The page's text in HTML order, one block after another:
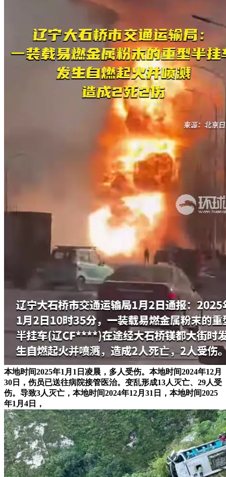
本地时间2025年1月1日凌晨，多人受伤。本地时间2024年12月
30日，伤员已送往病院接管医治。变乱形成13人灭亡、29人受
伤。导致3人灭亡，本地时间2024年12月31日，本地时间2025
年1月4日，